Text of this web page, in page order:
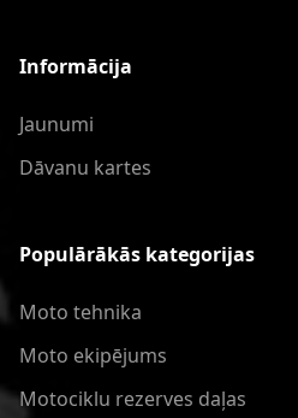
Informācija
Jaunumi
Dāvanu kartes
Populārākās kategorijas
Moto tehnika
Moto ekipējums
Motociklu rezerves daļas